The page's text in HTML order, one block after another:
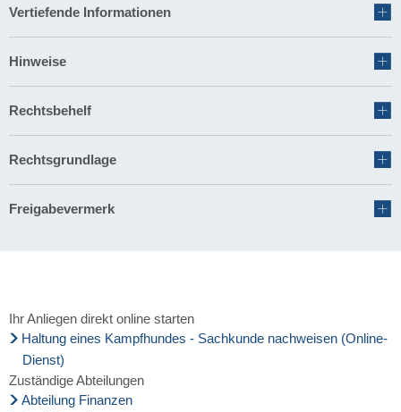
Vertiefende Informationen
Hinweise
Rechtsbehelf
Rechtsgrundlage
Freigabevermerk
Ihr Anliegen direkt online starten
Haltung eines Kampfhundes - Sachkunde nachweisen (Online-
Dienst)
Zuständige Abteilungen
Abteilung Finanzen